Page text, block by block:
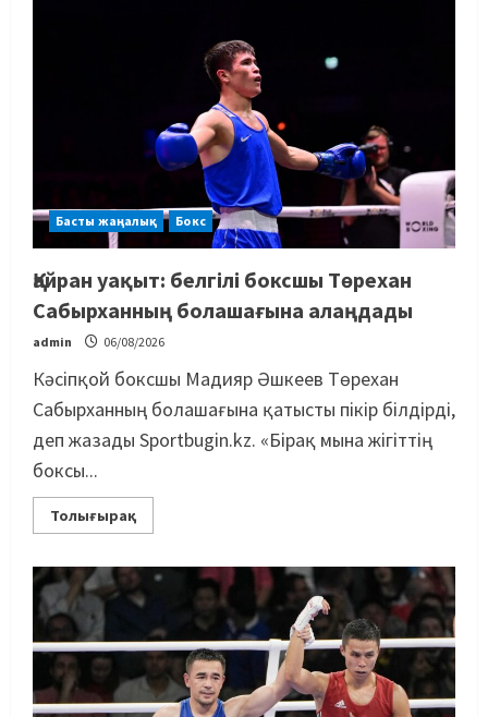
Басты жаңалық Бокс
Қайран уақыт: белгілі боксшы Төрехан
Сабырханның болашағына алаңдады
admin 06/08/2026
Кәсіпқой боксшы Мадияр Әшкеев Төрехан
Сабырханның болашағына қатысты пікір білдірді,
деп жазады Sportbugin.kz. «Бірақ мына жігіттің
боксы...
Толығырақ